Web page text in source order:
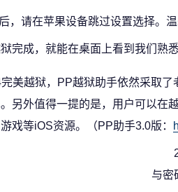
，请在苹果设备跳过设置选择。
完成，就能在桌面上看到我们熟
美越狱，PP越狱助手依然采取
另外值得一提的是，用户可以在
戏等iOS资源。（PP助手3.0版：
与密